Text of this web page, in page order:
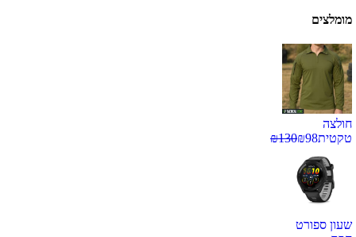
מומלצים
חולצה
טקטית
₪98
₪130
שעון ספורט